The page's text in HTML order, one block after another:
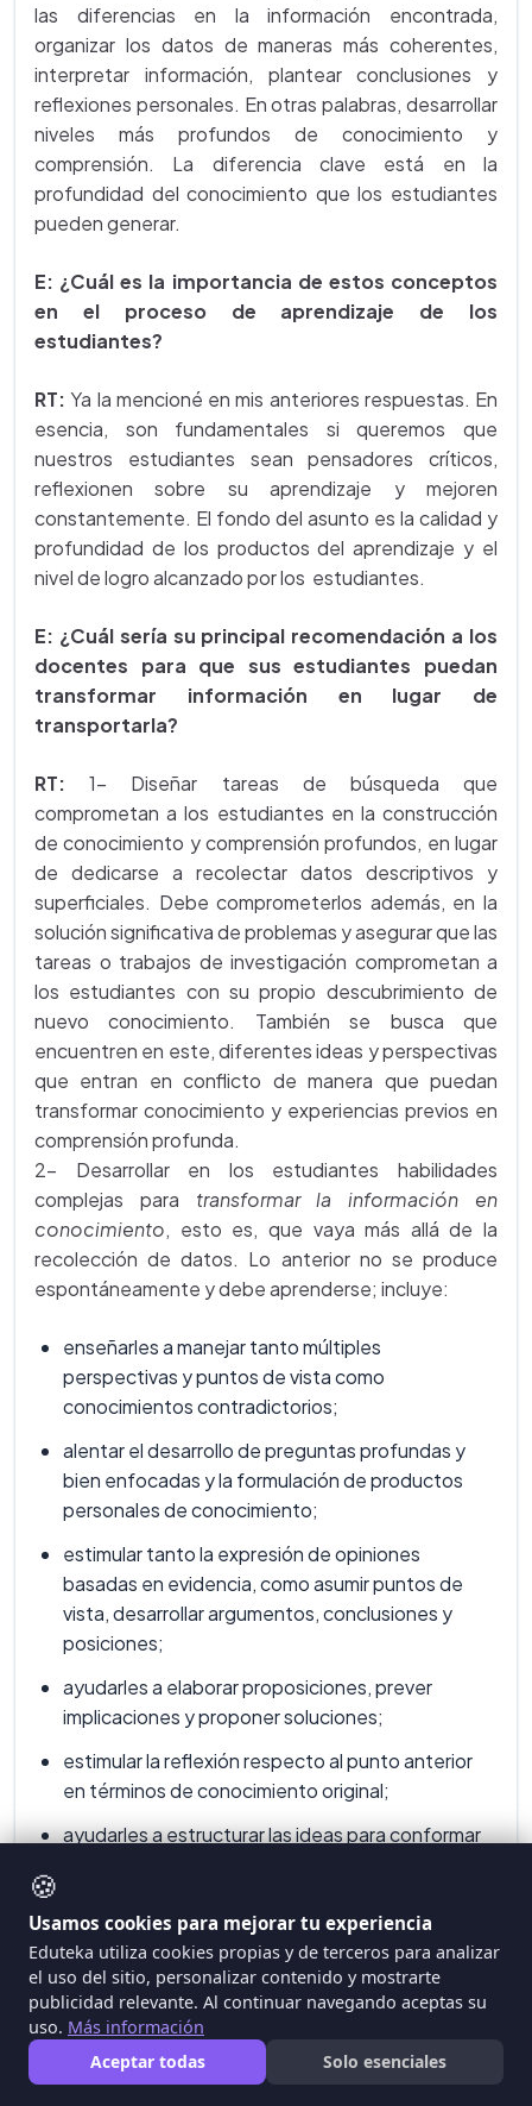
las diferencias en la información encontrada,
organizar los datos de maneras más coherentes,
interpretar información, plantear conclusiones y
reflexiones personales. En otras palabras, desarrollar
niveles más profundos de conocimiento y
comprensión. La diferencia clave está en la
profundidad del conocimiento que los estudiantes
pueden generar.
E: ¿Cuál es la importancia de estos conceptos
en el proceso de aprendizaje de los
estudiantes?
RT: Ya la mencioné en mis anteriores respuestas. En
esencia, son fundamentales si queremos que
nuestros estudiantes sean pensadores críticos,
reflexionen sobre su aprendizaje y mejoren
constantemente. El fondo del asunto es la calidad y
profundidad de los productos del aprendizaje y el
nivel de logro alcanzado por los estudiantes.
E: ¿Cuál sería su principal recomendación a los
docentes para que sus estudiantes puedan
transformar información en lugar de
transportarla?
RT: 1- Diseñar tareas de búsqueda que
comprometan a los estudiantes en la construcción
de conocimiento y comprensión profundos, en lugar
de dedicarse a recolectar datos descriptivos y
superficiales. Debe comprometerlos además, en la
solución significativa de problemas y asegurar que las
tareas o trabajos de investigación comprometan a
los estudiantes con su propio descubrimiento de
nuevo conocimiento. También se busca que
encuentren en este, diferentes ideas y perspectivas
que entran en conflicto de manera que puedan
transformar conocimiento y experiencias previos en
comprensión profunda.
2- Desarrollar en los estudiantes habilidades
complejas para transformar la información en
conocimiento, esto es, que vaya más allá de la
recolección de datos. Lo anterior no se produce
espontáneamente y debe aprenderse; incluye:
enseñarles a manejar tanto múltiples
perspectivas y puntos de vista como
conocimientos contradictorios;
alentar el desarrollo de preguntas profundas y
bien enfocadas y la formulación de productos
personales de conocimiento;
estimular tanto la expresión de opiniones
basadas en evidencia, como asumir puntos de
vista, desarrollar argumentos, conclusiones y
posiciones;
ayudarles a elaborar proposiciones, prever
implicaciones y proponer soluciones;
estimular la reflexión respecto al punto anterior
en términos de conocimiento original;
ayudarles a estructurar las ideas para conformar
enseñarles a usar herramientas TIC para generar
representaciones adecuadas de nuevo
conocimiento y comunicarlo de la mejor manera.
3- Establecer expectativas altas, además de
proveer retroalimentación rica y detallada en todas
🍪
Usamos cookies para mejorar tu experiencia
Eduteka utiliza cookies propias y de terceros para analizar
el uso del sitio, personalizar contenido y mostrarte
publicidad relevante. Al continuar navegando aceptas su
uso. Más información
Aceptar todas
Solo esenciales